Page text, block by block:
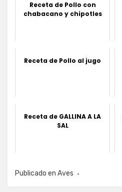
Receta de Pollo con
chabacano y chipotles
Receta de Pollo al jugo
Receta de GALLINA A LA
SAL
Publicado en Aves